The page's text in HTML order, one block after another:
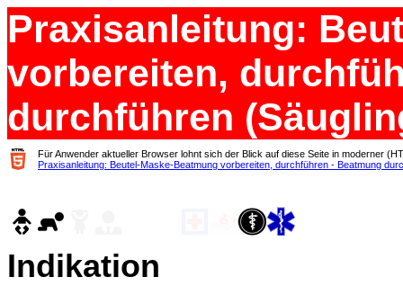
Praxisanleitung:
vorbereiten,
durchführen
Für Anwender aktueller Browser lohnt sich der Blick auf diese Seite in moderner
Praxisanleitung: Beutel-Maske-Beatmung vorbereiten, durchführen - Beatmung
Indikation